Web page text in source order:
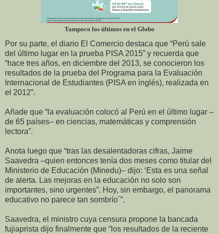
Tampoco los últimos en el Globo
Por su parte, el diario El Comercio destaca que “Perú sale
del último lugar en la prueba PISA 2015” y recuerda que
“hace tres años, en diciembre del 2013, se conocieron los
resultados de la prueba del Programa para la Evaluación
Internacional de Estudiantes (PISA en inglés), realizada en
el 2012”.
Añade que “la evaluación colocó al Perú en el último lugar –
de 65 países– en ciencias, matemáticas y comprensión
lectora”.
Anota luego que “tras las desalentadoras cifras, Jaime
Saavedra –quien entonces tenía dos meses como titular del
Ministerio de Educación (Minedu)– dijo: ‘Esta es una señal
de alerta. Las mejoras en la educación no solo son
importantes, sino urgentes”. Hoy, sin embargo, el panorama
educativo no parece tan sombrío´”.
Saavedra, el ministro cuya censura propone la bancada
fujiaprista dijo finalmente que “los resultados de la reciente